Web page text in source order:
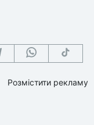
Розмістити рекламу